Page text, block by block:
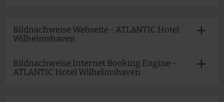
Bildnachweise Webseite - ATLANTIC Hotel
Wilhelmshaven
Bildnachweise Internet Booking Engine -
ATLANTIC Hotel Wilhelmshaven